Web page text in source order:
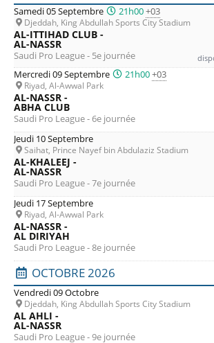
Ne laissez pas passer l'occasion de
l'excitation du football en direct.
pour Al-Nassr
, revêtez les couleurs de
vous à vivre une expérience inoubliable.
fan inconditionnel ou un nouveau venu
journée de match d'Al-Nassr suscitera
amour éternel pour ce beau jeu.
Samedi 05 Septembre 21h00+03
Djeddah, King Abdullah Sports City Stadium
AL-ITTIHAD CLUB -
AL-NASSR
Saudi Pro League - 5e journée
Mercredi 09 Septembre 21h00+03
Riyad, Al-Awwal Park
AL-NASSR -
ABHA CLUB
Saudi Pro League - 6e journée
Jeudi 10 Septembre
Saihat, Prince Nayef bin Abdulaziz Stadium
AL-KHALEEJ -
AL-NASSR
Saudi Pro League - 7e journée
Jeudi 17 Septembre
Riyad, Al-Awwal Park
AL-NASSR -
AL DIRIYAH
Saudi Pro League - 8e journée
OCTOBRE 2026
Vendredi 09 Octobre
Djeddah, King Abdullah Sports City Stadium
AL AHLI -
AL-NASSR
Saudi Pro League - 9e journée